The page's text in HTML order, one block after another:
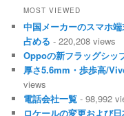
MOST VIEWED
中国メーカーのスマホ
占める - 220,208 views
Oppoの新フラッグシッ
厚さ5.6mm・歩歩高/
views
電話会社一覧 - 98,992
ロケールの変更および